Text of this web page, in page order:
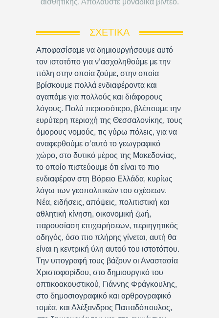
αισθητικής. Απολαύστε μοναδικά βίντεο.
ΣΧΕΤΙΚΆ
Αποφασίσαμε να δημιουργήσουμε αυτό
τον ιστοτόπο για ν’ασχοληθούμε με την
πόλη στην οποία ζούμε, στην οποία
βρίσκουμε πολλά ενδιαφέροντα και
αγαπάμε για πολλούς και διάφορους
λόγους. Πολύ περισσότερο, βλέπουμε την
ευρύτερη περιοχή της Θεσσαλονίκης, τους
όμορους νομούς, τις γύρω πόλεις, για να
αναφερθούμε σ’αυτό το γεωγραφικό
χώρο, στο δυτικό μέρος της Μακεδονίας,
το οποίο πιστεύουμε ότι είναι το πιο
ενδιαφέρον στη Βόρειο Ελλάδα, κυρίως
λόγω των γεοπολιτικών του σχέσεων.
Νέα, ειδήσεις, απόψεις, πολιτιστική και
αθλητική κίνηση, οικονομική ζωή,
παρουσίαση επιχειρήσεων, περιηγητικός
οδηγός, όσο πιο πλήρης γίνεται, αυτή θα
είναι η κεντρική ύλη αυτού του ιστοτόπου.
Την υπογραφή τους βάζουν οι Αναστασία
Χριστοφορίδου, στο δημιουργικό του
οπτικοακουστικού, Γιάννης Φράγκουλης,
στο δημοσιογραφικό και αρθρογραφικό
τομέα, και Αλέξανδρος Παπαδόπουλος,